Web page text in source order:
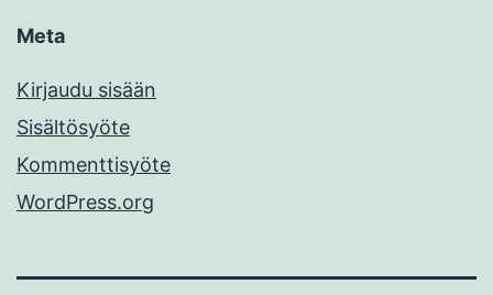
Meta
Kirjaudu sisään
Sisältösyöte
Kommenttisyöte
WordPress.org